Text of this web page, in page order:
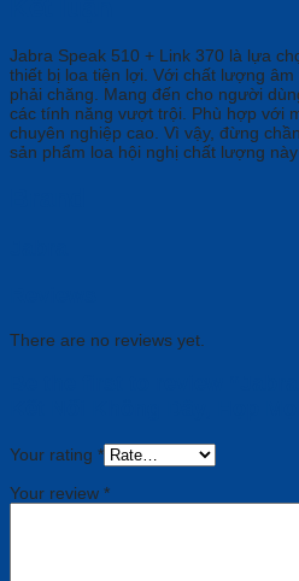
Jabra Speak 510 + Link 370 là lựa
thiết bị loa tiện lợi. Với chất lượng
phải chăng. Mang đến cho người
các tính năng vượt trội. Phù hợp với
chuyên nghiệp cao. Vì vậy, đừng
sản phẩm loa hội nghị chất lượng này
There are no reviews yet.
Your rating *
Your review *